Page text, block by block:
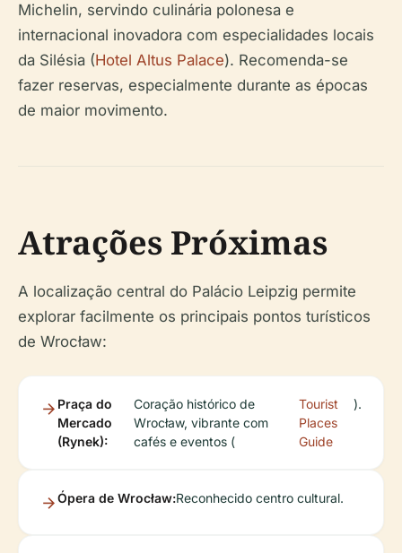
Michelin, servindo culinária polonesa e
internacional inovadora com especialidades locais
da Silésia (Hotel Altus Palace). Recomenda-se
fazer reservas, especialmente durante as épocas
de maior movimento.
Atrações Próximas
A localização central do Palácio Leipzig permite
explorar facilmente os principais pontos turísticos
de Wrocław:
Praça do
Mercado
(Rynek):
Coração histórico de
Wrocław, vibrante com
cafés e eventos (
Tourist
Places
Guide
).
Ópera de Wrocław:Reconhecido centro cultural.